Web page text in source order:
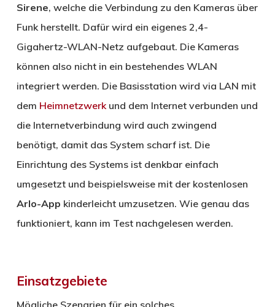
Sirene, welche die Verbindung zu den Kameras über
Funk herstellt. Dafür wird ein eigenes 2,4-
Gigahertz-WLAN-Netz aufgebaut. Die Kameras
können also nicht in ein bestehendes WLAN
integriert werden. Die Basisstation wird via LAN mit
dem Heimnetzwerk und dem Internet verbunden und
die Internetverbindung wird auch zwingend
benötigt, damit das System scharf ist. Die
Einrichtung des Systems ist denkbar einfach
umgesetzt und beispielsweise mit der kostenlosen
Arlo-App kinderleicht umzusetzen. Wie genau das
funktioniert, kann im Test nachgelesen werden.
Einsatzgebiete
Mögliche Szenarien für ein solches